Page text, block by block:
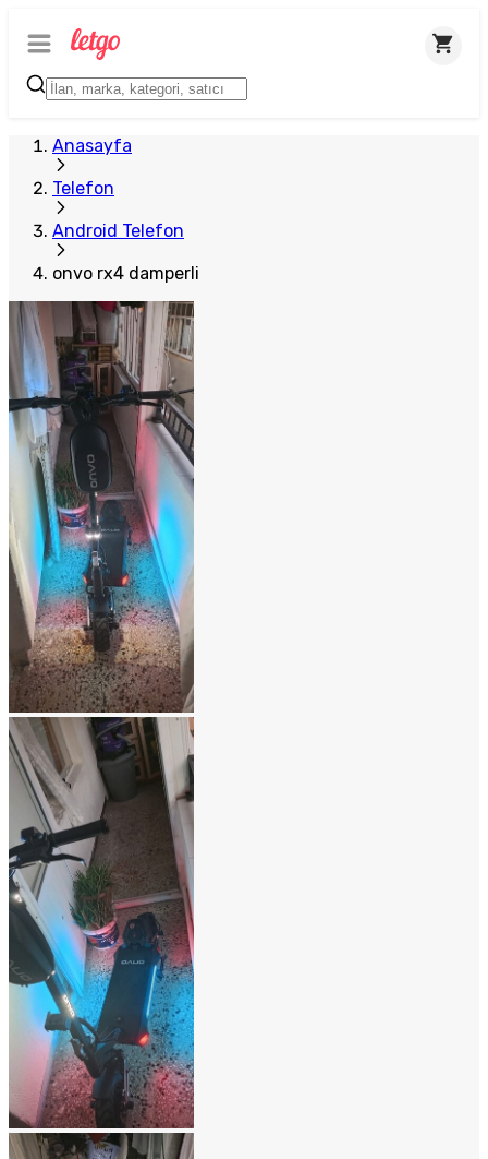
Anasayfa
Telefon
Android Telefon
onvo rx4 damperli